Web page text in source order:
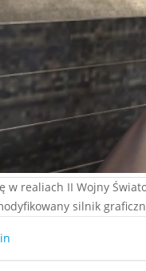
w realiach II Wojny
silnik